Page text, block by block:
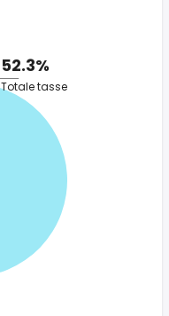
52.3%
Totale tasse